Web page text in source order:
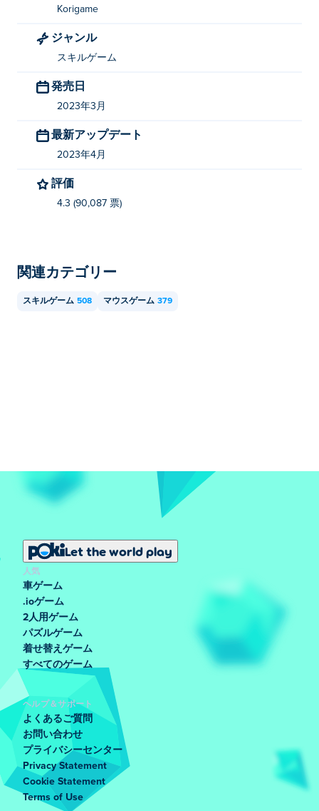
Korigame
ジャンル
スキルゲーム
発売日
2023年3月
最新アップデート
2023年4月
評価
4.3 (90,087 票)
関連カテゴリー
スキルゲーム 508 マウスゲーム 379
Let the world play
人気
車ゲーム
.ioゲーム
2人用ゲーム
パズルゲーム
着せ替えゲーム
すべてのゲーム
ヘルプ＆サポート
よくあるご質問
お問い合わせ
プライバシーセンター
Privacy Statement
Cookie Statement
Terms of Use